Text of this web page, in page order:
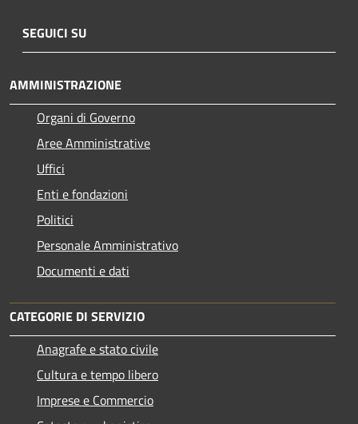
SEGUICI SU
AMMINISTRAZIONE
Organi di Governo
Aree Amministrative
Uffici
Enti e fondazioni
Politici
Personale Amministrativo
Documenti e dati
CATEGORIE DI SERVIZIO
Anagrafe e stato civile
Cultura e tempo libero
Imprese e Commercio